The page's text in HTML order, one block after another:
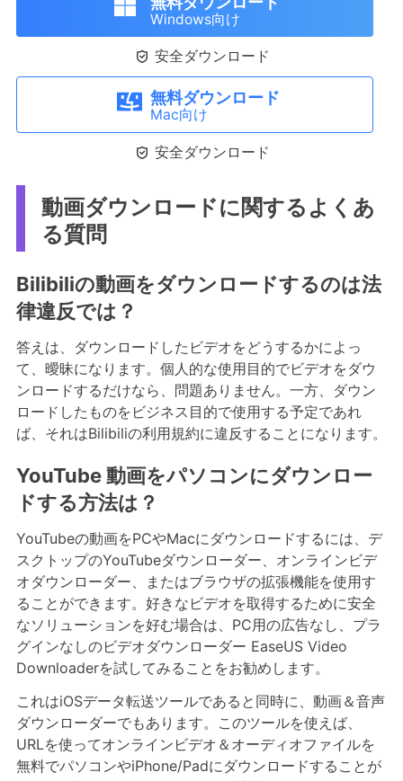
Windows向け
 安全ダウンロード
無料ダウンロード
Mac向け
 安全ダウンロード
動画ダウンロードに関するよくあ
る質問
Bilibiliの動画をダウンロードするのは法
律違反では？
答えは、ダウンロードしたビデオをどうするかによっ
て、曖昧になります。個人的な使用目的でビデオをダウ
ンロードするだけなら、問題ありません。一方、ダウン
ロードしたものをビジネス目的で使用する予定であれ
ば、それはBilibiliの利用規約に違反することになります。
YouTube 動画をパソコンにダウンロー
ドする方法は？
YouTubeの動画をPCやMacにダウンロードするには、デ
スクトップのYouTubeダウンローダー、オンラインビデ
オダウンローダー、またはブラウザの拡張機能を使用す
ることができます。好きなビデオを取得するために安全
なソリューションを好む場合は、PC用の広告なし、プラ
グインなしのビデオダウンローダー EaseUS Video
Downloaderを試してみることをお勧めします。
これはiOSデータ転送ツールであると同時に、動画＆音声
ダウンローダーでもあります。このツールを使えば、
URLを使ってオンラインビデオ＆オーディオファイルを
無料でパソコンやiPhone/Padにダウンロードすることが